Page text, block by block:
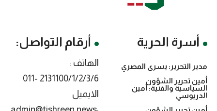
أسرة الحرية
مدير التحرير: يسرى المصري
أمين تحرير الشؤون
السياسية والفنية: أمين
الدريوسي
أرقام التواصل:
الهاتف :
2131100/1/2/3/6 -011
الايميل